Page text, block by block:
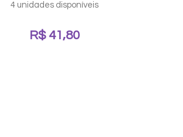
4 unidades disponíveis
R$ 41,80